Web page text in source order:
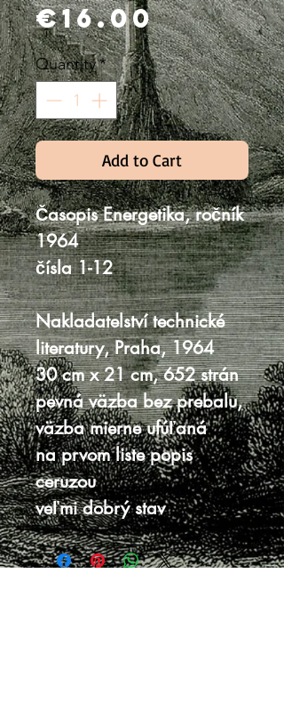
€16.00Price
Quantity*
Add to Cart
Časopis Energetika, ročník
1964
čísla 1-12
Nakladatelství technické
literatury, Praha, 1964
30 cm x 21 cm, 652 strán
pevná väzba bez prebalu,
väzba mierne ufúľaná
na prvom liste popis
ceruzou
veľmi dobrý stav